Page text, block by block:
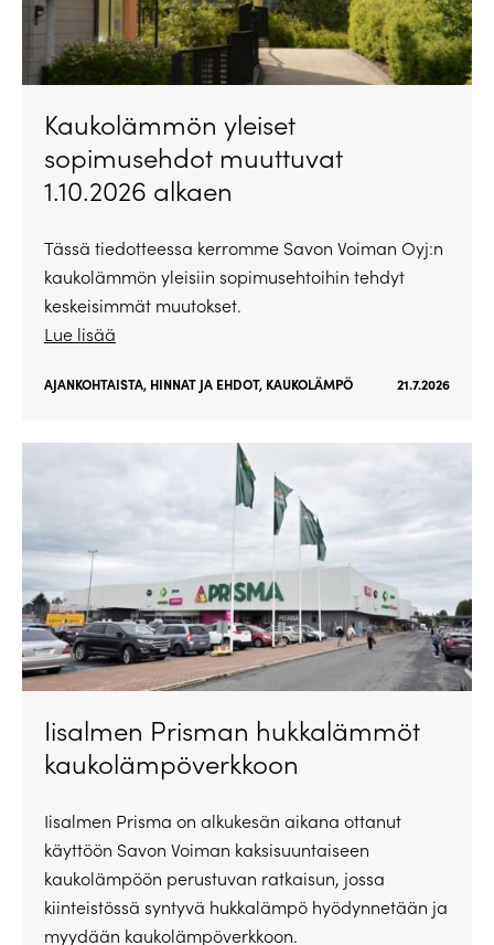
Kaukolämmön yleiset
sopimusehdot muuttuvat
1.10.2026 alkaen
Tässä tiedotteessa kerromme Savon Voiman Oyj:n
kaukolämmön yleisiin sopimusehtoihin tehdyt
keskeisimmät muutokset.
Lue lisää
AJANKOHTAISTA, HINNAT JA EHDOT, KAUKOLÄMPÖ 21.7.2026
Iisalmen Prisman hukkalämmöt
kaukolämpöverkkoon
Iisalmen Prisma on alkukesän aikana ottanut
käyttöön Savon Voiman kaksisuuntaiseen
kaukolämpöön perustuvan ratkaisun, jossa
kiinteistössä syntyvä hukkalämpö hyödynnetään ja
myydään kaukolämpöverkkoon.